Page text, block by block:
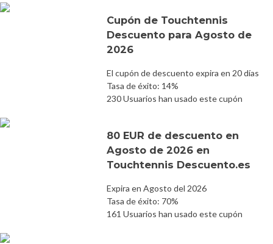
Cupón de Touchtennis
Descuento para Agosto de
2026
El cupón de descuento expira en 20 días
Tasa de éxito: 14%
230 Usuarios han usado este cupón
80 EUR de descuento en
Agosto de 2026 en
Touchtennis Descuento.es
Expira en Agosto del 2026
Tasa de éxito: 70%
161 Usuarios han usado este cupón